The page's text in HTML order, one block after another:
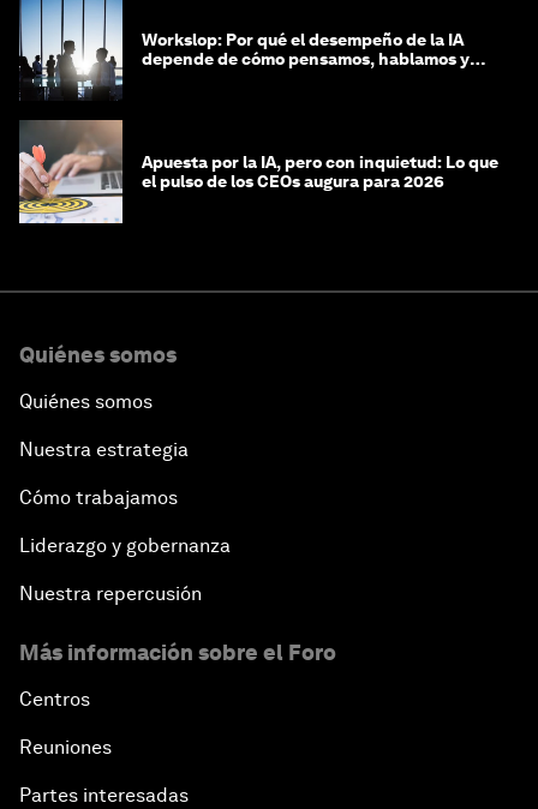
Workslop: Por qué el desempeño de la IA
depende de cómo pensamos, hablamos y
Apuesta por la IA, pero con inquietud: Lo que
el pulso de los CEOs augura para 2026
Quiénes somos
Quiénes somos
Nuestra estrategia
Cómo trabajamos
Liderazgo y gobernanza
Nuestra repercusión
Más información sobre el Foro
Centros
Reuniones
Partes interesadas